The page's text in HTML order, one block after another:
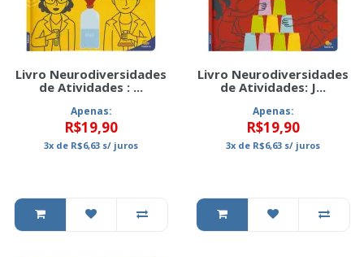
Livro Neurodiversidades
de Atividades : ...
Apenas:
R$19,90
3x de R$6,63 s/ juros
Livro Neurodiversidades
de Atividades: J...
Apenas:
R$19,90
3x de R$6,63 s/ juros